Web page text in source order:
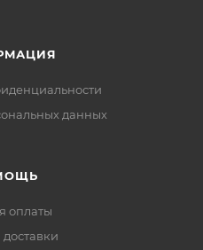
данных
оплаты